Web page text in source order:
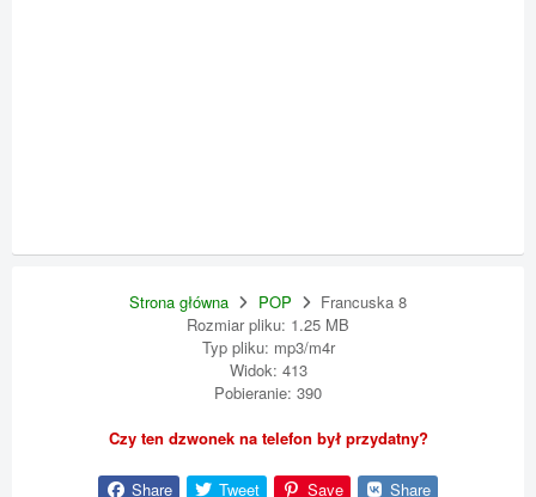
Strona główna POP
Francuska 8
Rozmiar pliku: 1.25 MB
Typ pliku: mp3/m4r
Widok: 413
Pobieranie: 390
Czy ten dzwonek na telefon był przydatny?
Share Tweet Save Share